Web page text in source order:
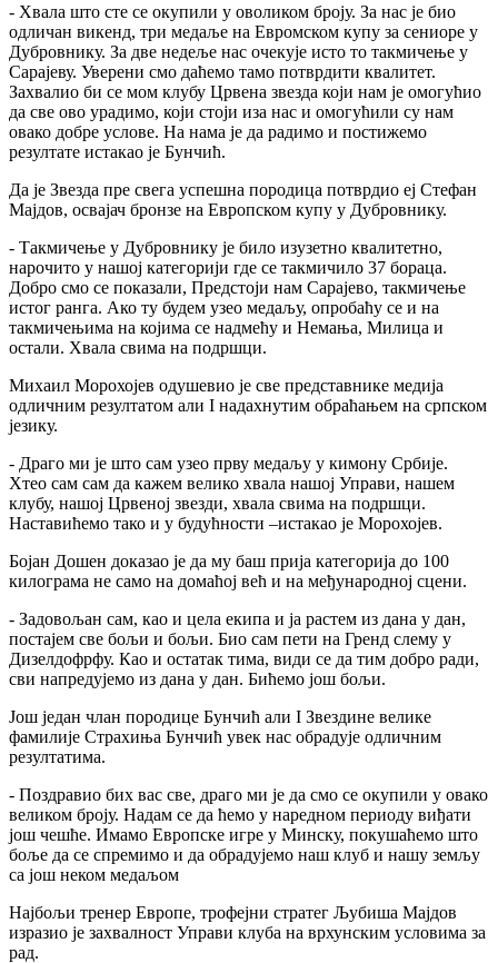
- Хвала што сте се окупили у оволиком броју. За нас је био
одличан викенд, три медаље на Евромском купу за сениоре у
Дубровнику. За две недеље нас очекује исто то такмичење у
Сарајеву. Уверени смо даћемо тамо потврдити квалитет.
Захвалио би се мом клубу Црвена звезда који нам је омогућио
да све ово урадимо, који стоји иза нас и омогућили су нам
овако добре услове. На нама је да радимо и постижемо
резултате истакао је Бунчић.
Да је Звезда пре свега успешна породица потврдио еј Стефан
Мајдов, освајач бронзе на Европском купу у Дубровнику.
- Такмичење у Дубровнику је било изузетно квалитетно,
нарочито у нашој категорији где се такмичило 37 бораца.
Добро смо се показали, Предстоји нам Сарајево, такмичење
истог ранга. Ако ту будем узео медаљу, опробаћу се и на
такмичењима на којима се надмећу и Немања, Милица и
остали. Хвала свима на подршци.
Михаил Морохојев одушевио је све представнике медија
одличним резултатом али I надахнутим обраћањем на српском
језику.
- Драго ми је што сам узео прву медаљу у кимону Србије.
Хтео сам сам да кажем велико хвала нашој Управи, нашем
клубу, нашој Црвеној звезди, хвала свима на подршци.
Наставићемо тако и у будућности –истакао је Морохојев.
Бојан Дошен доказао је да му баш прија категорија до 100
килограма не само на домаћој већ и на међународној сцени.
- Задовољан сам, као и цела екипа и ја растем из дана у дан,
постајем све бољи и бољи. Био сам пети на Гренд слему у
Дизелдофрфу. Као и остатак тима, види се да тим добро ради,
сви напредујемо из дана у дан. Бићемо још бољи.
Још један члан породице Бунчић али I Звездине велике
фамилије Страхиња Бунчић увек нас обрадује одличним
резултатима.
- Поздравио бих вас све, драго ми је да смо се окупили у овако
великом броју. Надам се да ћемо у наредном периоду виђати
још чешће. Имамо Европске игре у Минску, покушаћемо што
боље да се спремимо и да обрадујемо наш клуб и нашу земљу
са још неком медаљом
Најбољи тренер Европе, трофејни стратег Љубиша Мајдов
изразио је захвалност Управи клуба на врхунским условима за
рад.